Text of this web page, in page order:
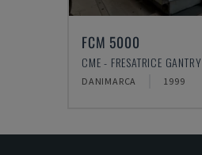
FCM 5000
CME - FRESATRICE GANTRY
DANIMARCA 1999